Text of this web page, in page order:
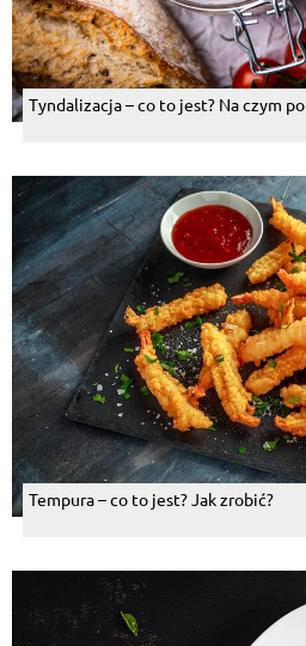
Tyndalizacja – co to jest? Na czym
Tempura – co to jest? Jak zrobić?